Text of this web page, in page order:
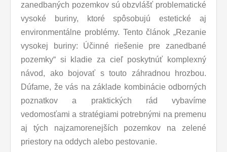
zanedbaných pozemkov sú obzvlášť problematické
vysoké buriny, ktoré spôsobujú estetické aj
environmentálne problémy. Tento článok „Rezanie
vysokej buriny: Účinné riešenie pre zanedbané
pozemky“ si kladie za cieľ poskytnúť komplexný
návod, ako bojovať s touto záhradnou hrozbou.
Dúfame, že vás na základe kombinácie odborných
poznatkov a praktických rád vybavíme
vedomosťami a stratégiami potrebnými na premenu
aj tých najzamorenejších pozemkov na zelené
priestory na oddych alebo pestovanie.